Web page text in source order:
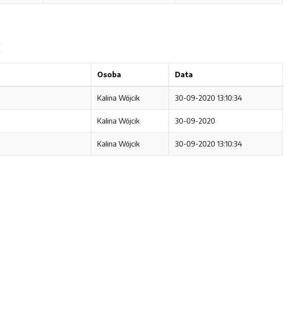
Osoba Data
Kalina Wójcik 30-09-2020 13:10:34
Kalina Wójcik 30-09-2020
Kalina Wójcik 30-09-2020 13:10:34